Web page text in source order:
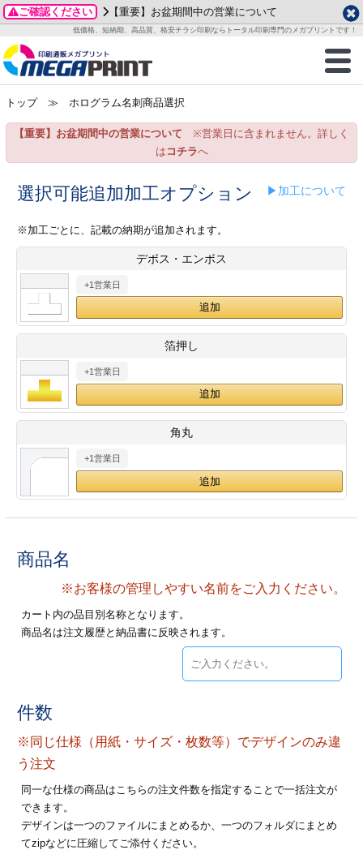
ご確認ください 【重要】お盆期間中の営業について
低価格、短納期、高品質、格安チラシ印刷ならトータル印刷専門のメガプリントです！
商品一覧
グッズ
ステッカー
ックカード印刷
業ツール印刷
＆盛り上げ印刷
ご利用ガイド
お客様へ
いて
方法
/送料について
刷
カード印刷
ックカード名刺
ムカード
型マル型印刷
ード印刷
刷
印刷
印刷
フォルダー
ファイル印刷
印刷
印刷
データ作成ガイド
成前に
ガイド
加工指示ガイド
テンプレート
ード印刷
名刺印刷
ックカード
ード印刷
印刷
形マル型
印刷
刷
ムカード印刷
ード印刷
フォルダー
ファイル印刷
ァイル印刷
一覧
わせ
り
プル請求
2026年 8月
月
火 水 木 金
土
1
3
4 5 6 7
8
15
24
25 26 27
29
金
土
1
2 3
9 10 11
12
14
15 16 17 18
19
26
28
29 30
・・休業日
トップ≫ ホログラム名刺商品選択
【重要】お盆期間中の営業について ※営業日に含まれません。詳しく
は コチラへ
選択可能追加加工オプション ▶加工について
※加工ごとに、記載の納期が追加されます。
デボス・エンボス
+1営業日
箔押し
+1営業日
角丸
+1営業日
商品名
※お客様の管理しやすい名前をご入力ください。
カート内の品目別名称となります。
商品名は注文履歴と納品書に反映されます。
件数
※同じ仕様（用紙・サイズ・枚数等）でデザインのみ違
う注文
同一な仕様の商品はこちらの注文件数を指定することで一括注文が
できます。
デザインは一つのファイルにまとめるか、一つのフォルダにまとめ
てzipなどに圧縮してご添付ください。